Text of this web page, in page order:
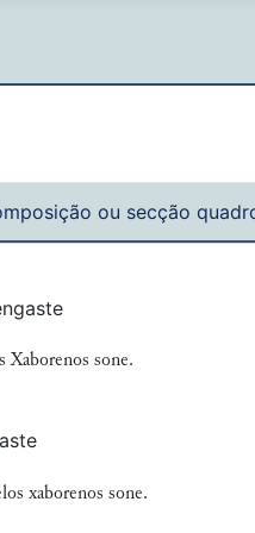
ou secção
Xaborenos sone.
xaborenos sone.